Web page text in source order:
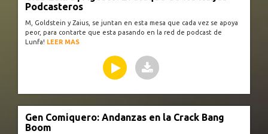
Podcasteros
M, Goldstein y Zaius, se juntan en esta mesa que cada vez se apoya
peor, para contarte que esta pasando en la red de podcast de
Lunfa! LEER MAS
Gen Comiquero: Andanzas en la Crack Bang
Boom